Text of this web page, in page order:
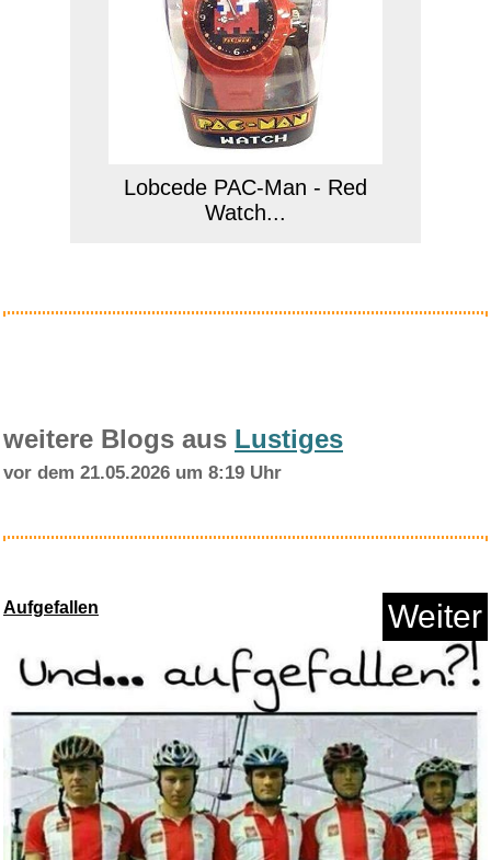
Lobcede PAC-Man - Red
Watch...
Anzeige
weitere Blogs aus Lustiges
vor dem 21.05.2026 um 8:19 Uhr
Aufgefallen Weiter